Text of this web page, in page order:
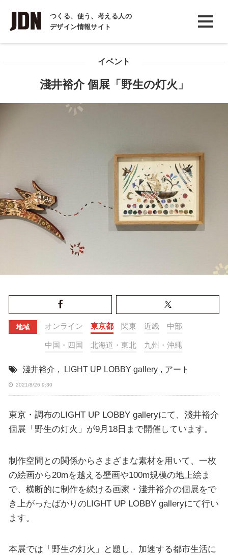
つくる、使う、考える人の
デザイン情報サイト
INTERVIEW
インタビュー
イベント
淺井裕介 個展「野生の灯火」
地域 オンライン 東京都 関東 近畿 中部
中国・四国 北海道・東北 九州・沖縄
淺井裕介 , LIGHT UP LOBBY gallery , アート
2021/8/26 9:30
東京・調布のLIGHT UP LOBBY galleryにて、淺井裕介
個展「野生の灯火」が9月18日まで開催しています。
制作空間との関係からさまざまな素材を用いて、一枚
の絵画から20mを越える壁画や100m規模の地上絵ま
で、横断的に制作を続ける画家・淺井裕介の個展をで
き上がったばかりのLIGHT UP LOBBY galleryにて行い
ます。
本展では「野生の灯火」と題し、加速する都市生活に